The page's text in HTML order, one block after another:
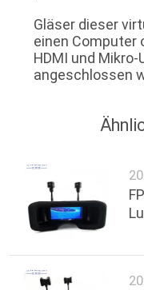
Gläser dieser
einen Computer
HDMI und
angeschlossen